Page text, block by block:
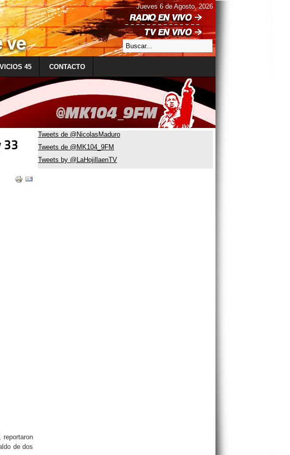
Jueves 6 de Agosto, 2026
45 CONTACTO
33
reportaron
de dos
Tweets de @NicolasMaduro
Tweets de @MK104_9FM
Tweets by @LaHojillaenTV